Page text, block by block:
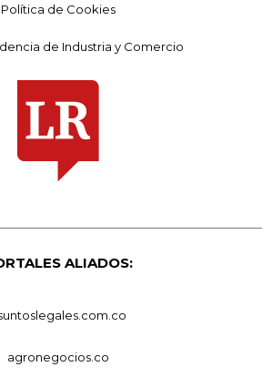
Política de Cookies
de Industria y Comercio
ALIADOS:
agronegocios.co